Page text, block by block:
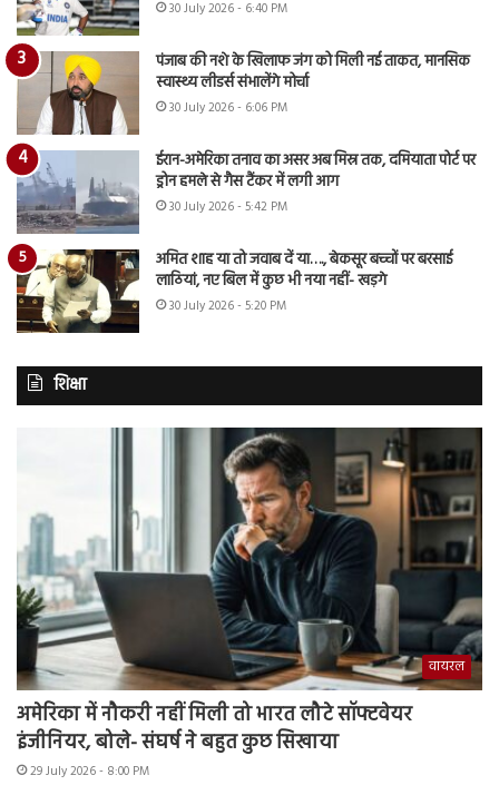
30 July 2026 - 6:40 PM
पंजाब की नशे के खिलाफ जंग को मिली नई ताकत, मानसिक
स्वास्थ्य लीडर्स संभालेंगे मोर्चा
30 July 2026 - 6:06 PM
ईरान-अमेरिका तनाव का असर अब मिस्र तक, दमियाता पोर्ट पर
ड्रोन हमले से गैस टैंकर में लगी आग
30 July 2026 - 5:42 PM
अमित शाह या तो जवाब दें या…., बेकसूर बच्चों पर बरसाई
लाठियां, नए बिल में कुछ भी नया नहीं- खड़गे
30 July 2026 - 5:20 PM
शिक्षा
वायरल
अमेरिका में नौकरी नहीं मिली तो भारत लौटे सॉफ्टवेयर
इंजीनियर, बोले- संघर्ष ने बहुत कुछ सिखाया
29 July 2026 - 8:00 PM